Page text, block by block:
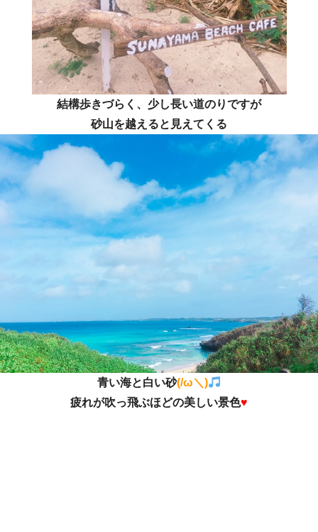
結構歩きづらく、少し長い道のりですが
砂山を越えると見えてくる
青い海と白い砂(/ω＼)
疲れが吹っ飛ぶほどの美しい景色♥